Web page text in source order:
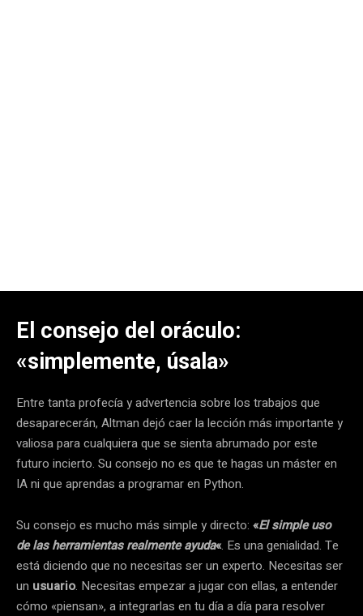
El consejo del oráculo:
«simplemente, úsala»
Entre tanta profecía y advertencia sobre los trabajos que
desaparecerán, Altman dejó caer la lección más importante y
valiosa para cualquiera que se sienta abrumado por este
futuro incierto. Su consejo no es que te hagas un máster en
IA ni que aprendas a programar en Python.
Su consejo es mucho más simple y directo: «El simple uso
de las herramientas realmente ayuda«. Es una genialidad. Te
está diciendo que no necesitas ser un experto. Necesitas ser
un usuario. Necesitas empezar a jugar con ellas, a entender
cómo «piensan», a integrarlas en tu día a día para resolver